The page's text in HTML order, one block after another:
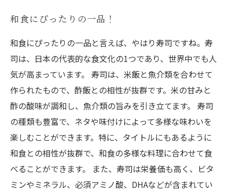
和食にぴったりの一品！
和食にぴったりの一品と言えば、やはり寿司ですね。寿
司は、日本の代表的な食文化の1つであり、世界中でも人
気が高まっています。 寿司は、米飯と魚介類を合わせて
作られたもので、酢飯との相性が抜群です。米の甘みと
酢の酸味が調和し、魚介類の旨みを引き立てます。 寿司
の種類も豊富で、ネタや味付けによって多様な味わいを
楽しむことができます。特に、タイトルにもあるように
和食との相性が抜群で、和食の多様な料理に合わせて食
べることができます。 また、寿司は栄養価も高く、ビタ
ミンやミネラル、必須アミノ酸、DHAなどが含まれてい